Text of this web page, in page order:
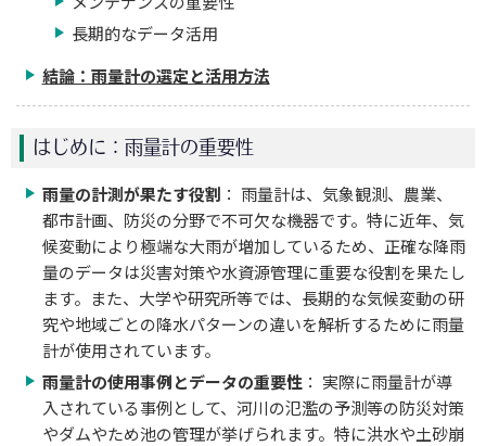
長期的なデータ活用
結論：雨量計の選定と活用方法
はじめに：雨量計の重要性
雨量の計測が果たす役割 ： 雨量計は、気象観測、農業、
都市計画、防災の分野で不可欠な機器です。特に近年、気
候変動により極端な大雨が増加しているため、正確な降雨
量のデータは災害対策や水資源管理に重要な役割を果たし
ます。また、大学や研究所等では、長期的な気候変動の研
究や地域ごとの降水パターンの違いを解析するために雨量
計が使用されています。
雨量計の使用事例とデータの重要性 ： 実際に雨量計が導
入されている事例として、河川の氾濫の予測等の防災対策
やダムやため池の管理が挙げられます。特に洪水や土砂崩